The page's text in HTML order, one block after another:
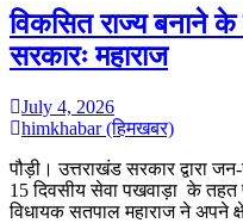
विकसित राज्य बनाने के
सरकारः महाराज
July 4, 2026
himkhabar (हिमखबर)
पौड़ी। उत्तराखंड सरकार द्वारा
15 दिवसीय सेवा पखवाड़ा के
विधायक सतपाल महाराज ने अपने